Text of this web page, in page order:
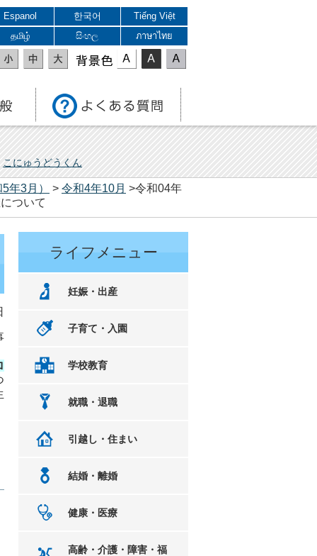
Espanol 한국어
Tiếng Việt
தமிழ் සිංහල ภาษาไทย
表示色
こにゅうどうくん
年3月） > 令和4年10月 >令和04年
ついて
ライフメニュー
妊娠・出産
子育て・入園
学校教育
就職・退職
引越し・住まい
結婚・離婚
健康・医療
高齢・介護・障害・福